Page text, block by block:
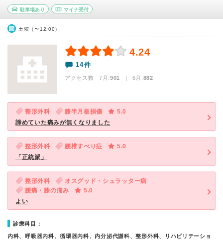
駐車場あり マイナ受付
土曜（〜12:00）
4.24
14件
アクセス数 7月:901 | 6月:882
整形外科 膝半月板損傷
5.0
諦めていた痛みが無くなりました
整形外科 腰椎すべり症
5.0
「正統派」
整形外科
オスグッド・シュラッター病
腰痛・膝の痛み
5.0
よい
診療科目：
内科、呼吸器内科、循環器内科、内分泌代謝科、整形外科、リハビリテーショ